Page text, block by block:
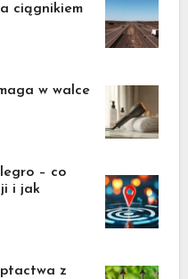
ciągnikiem
w walce
– co
i jak
z